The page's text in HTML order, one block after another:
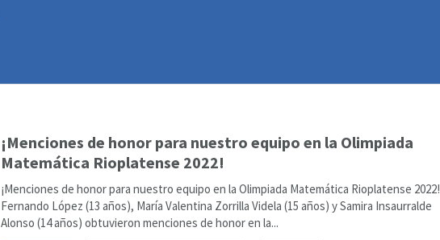
¡Menciones de honor para nuestro equipo en la Olimpiada
Matemática Rioplatense 2022!
¡Menciones de honor para nuestro equipo en la Olimpiada Matemática Rioplatense 2022!
Fernando López (13 años), María Valentina Zorrilla Videla (15 años) y Samira Insaurralde
Alonso (14 años) obtuvieron menciones de honor en la...